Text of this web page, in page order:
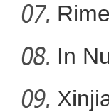
In